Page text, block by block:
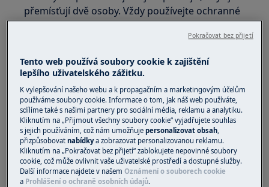
přemísťují dvě osoby. Vždy používejte ochranné
rukavice a bezpečnostní obuv. Ochranné
rukavice noste stále, abyste se ochránili před
VAROVÁNÍ!NEBEZPEČÍ PORANĚNÍ OČÍ
Tento web používá soubory cookie k zajištění
lepšího uživatelského zážitku.
K vylepšování našeho webu a k propagačním a marketingovým účelům
používáme soubory cookie. Informace o tom, jak náš web používáte,
sdílíme také s našimi partnery pro sociální média, reklamu a analytiku.
Kliknutím na „Přijmout všechny soubory cookie“ vyjadřujete souhlas
s jejich používáním, což nám umožňujepersonalizovat obsah,
přizpůsobovatnabídkya zobrazovat personalizovanou reklamu.
Kliknutím na „Pokračovat bez přijetí“ zablokujete nepovinné soubory
cookie, což může ovlivnit vaše uživatelské prostředí a dostupné služby.
Další informace najdete v našemOznámení o souborech cookie
a Prohlášení o ochraně osobních údajů.
Pokračovat bez přijetí